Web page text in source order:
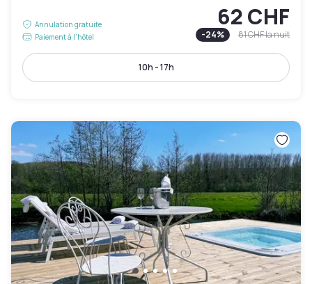
Annulation gratuite
Paiement à l'hôtel
62 CHF
-24% 81 CHFla nuit
10h - 17h